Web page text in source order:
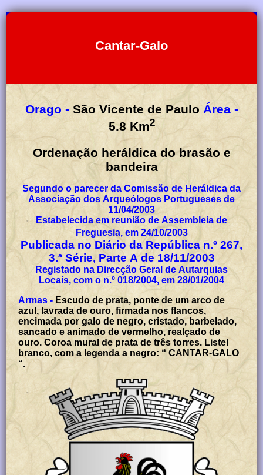
Cantar-Galo
Orago - São Vicente de Paulo
Área -
5.8 Km2
Ordenação heráldica do brasão e
bandeira
Segundo o parecer da Comissão de Heráldica da
Associação dos Arqueólogos Portugueses de
11/04/2003
Estabelecida em reunião de Assembleia de
Freguesia, em 24/10/2003
Publicada no Diário da República n.º 267,
3.ª Série, Parte A de 18/11/2003
Registado na Direcção Geral de Autarquias
Locais, com o n.º 018/2004, em 28/01/2004
Armas - Escudo de prata, ponte de um arco de
azul, lavrada de ouro, firmada nos flancos,
encimada por galo de negro, cristado, barbelado,
sancado e animado de vermelho, realçado de
ouro. Coroa mural de prata de três torres. Listel
branco, com a legenda a negro: “ CANTAR-GALO
“.